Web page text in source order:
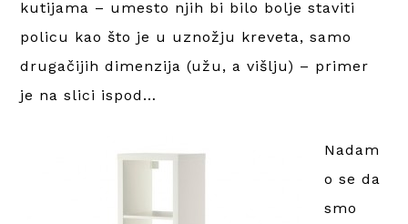
kutijama – umesto njih bi bilo bolje staviti
policu kao što je u uznožju kreveta, samo
drugačijih dimenzija (užu, a višlju) – primer
je na slici ispod…
Nadam
o se da
smo